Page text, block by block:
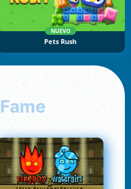
NUEVO
Pets Rush
Fame